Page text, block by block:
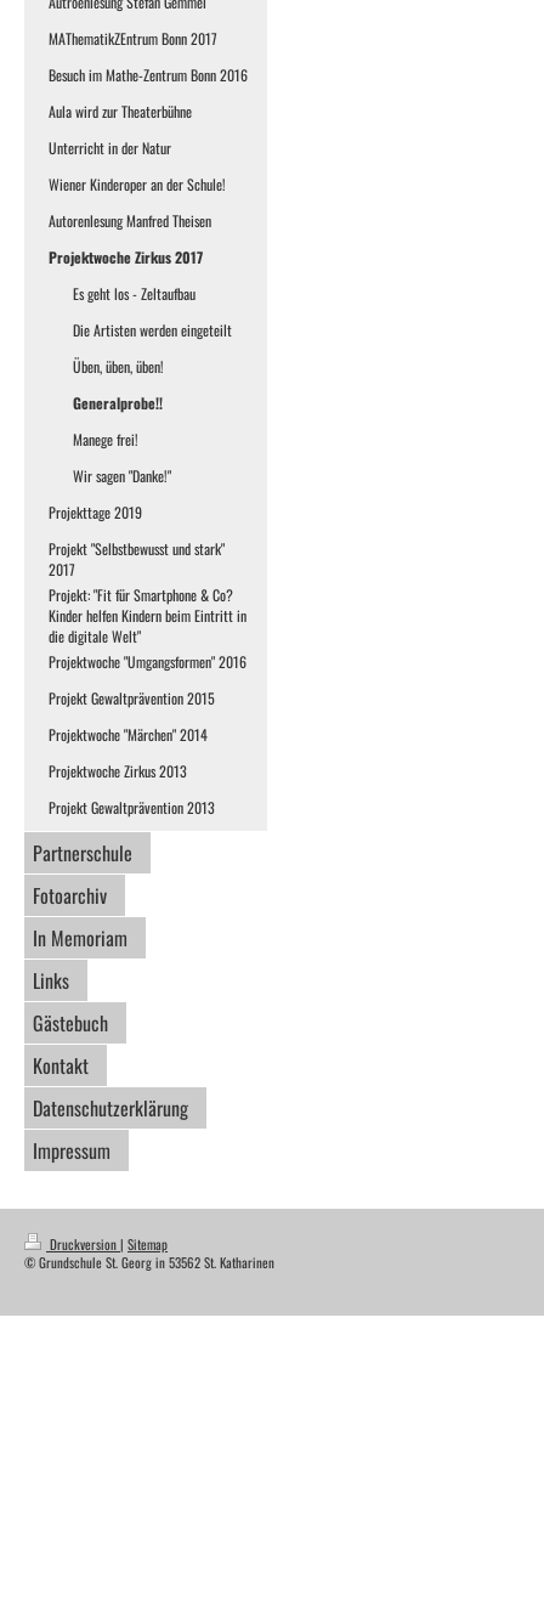
MAThematikZEntrum Bonn 2017
Besuch im Mathe-Zentrum Bonn 2016
Aula wird zur Theaterbühne
Unterricht in der Natur
Wiener Kinderoper an der Schule!
Autorenlesung Manfred Theisen
Projektwoche Zirkus 2017
Es geht los - Zeltaufbau
Die Artisten werden eingeteilt
Üben, üben, üben!
Generalprobe!!
Manege frei!
Wir sagen "Danke!"
Projekttage 2019
Projekt "Selbstbewusst und stark"
2017
Projekt: "Fit für Smartphone & Co?
Kinder helfen Kindern beim Eintritt in
die digitale Welt"
Projektwoche "Umgangsformen" 2016
Projekt Gewaltprävention 2015
Projektwoche "Märchen" 2014
Projektwoche Zirkus 2013
Projekt Gewaltprävention 2013
Partnerschule
Fotoarchiv
In Memoriam
Links
Gästebuch
Kontakt
Datenschutzerklärung
Impressum
Druckversion| Sitemap
© Grundschule St. Georg in 53562 St. Katharinen